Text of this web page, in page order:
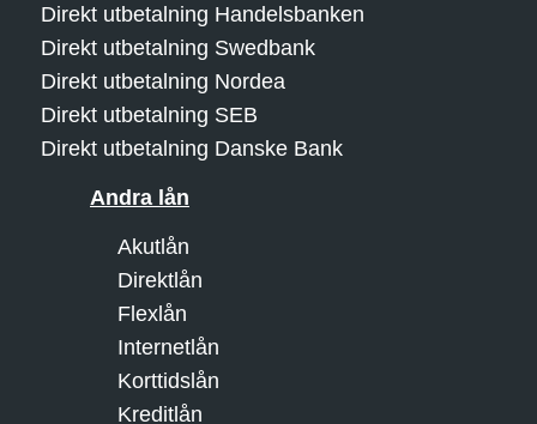
Direkt utbetalning Handelsbanken
Direkt utbetalning Swedbank
Direkt utbetalning Nordea
Direkt utbetalning SEB
Direkt utbetalning Danske Bank
Andra lån
Akutlån
Direktlån
Flexlån
Internetlån
Korttidslån
Kreditlån